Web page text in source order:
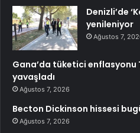
Denizli’de
yenileniyor
Ağustos 7,
Gana’da tüketici enflasyonu
yavaşladı
Ağustos 7, 2026
Becton Dickinson hissesi
Ağustos 7, 2026